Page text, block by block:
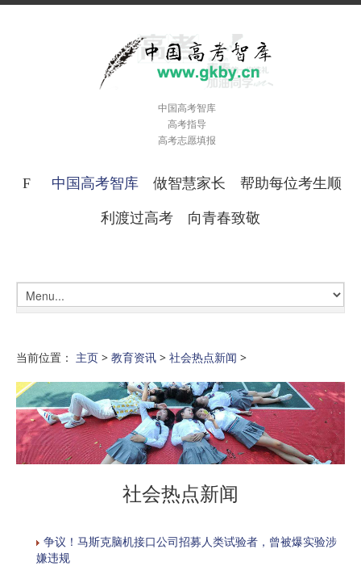
中国高考智库
高考指导
高考志愿填报
中国高考智库做智慧家长 帮助每位考生顺
利渡过高考 向青春致敬
当前位置： 主页 > 教育资讯 > 社会热点新闻 >
社会热点新闻
争议！马斯克脑机接口公司招募人类试验者，曾被爆实验涉
嫌违规